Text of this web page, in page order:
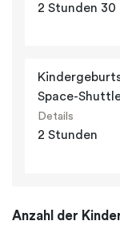
2 Stunden 30
Space-
Details
2 Stunden
Anzahl der